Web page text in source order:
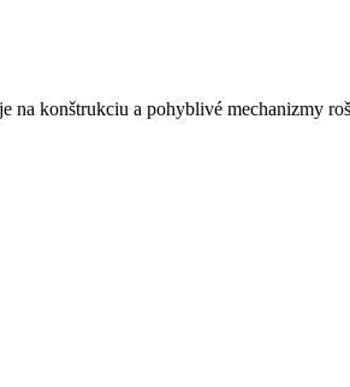
na konštrukciu a pohyblivé mechanizmy